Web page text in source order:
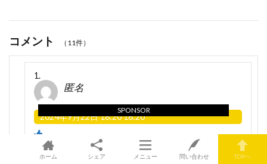
コメント （11件）
匿名
2024年9月22日 18:20 18:20
低金利政策と円安のおかげで株価が上がって個
SPONSOR
ホーム シェア メニュー 問い合わせ TOPへ